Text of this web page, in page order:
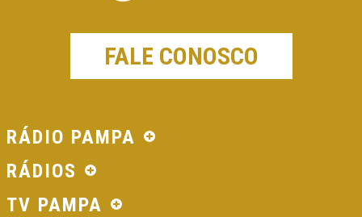
FALE CONOSCO
RÁDIO PAMPA
RÁDIOS
TV PAMPA